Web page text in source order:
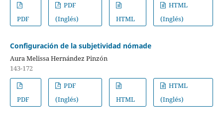
PDF
PDF
(Inglés)
HTML
HTML
(Inglés)
Configuración de la subjetividad nómade
Aura Melissa Hernández Pinzón
143-172
PDF
PDF
(Inglés)
HTML
HTML
(Inglés)